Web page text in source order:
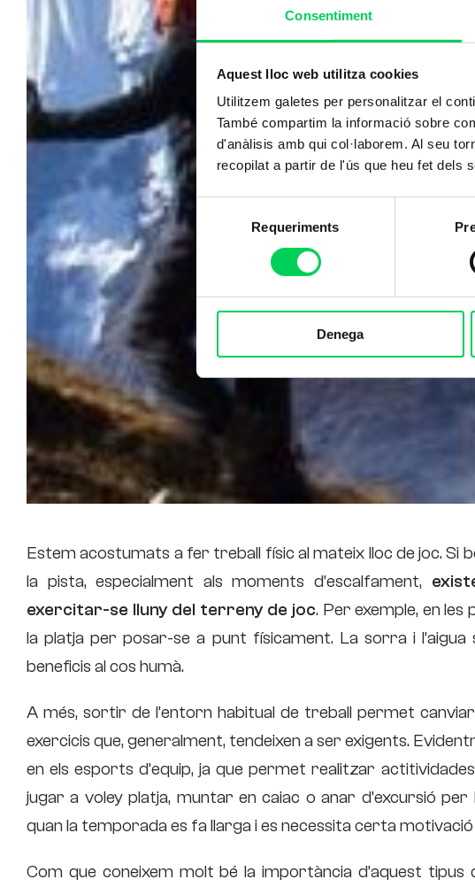
Consentiment
Aquest lloc web utilitza cookies
Utilitzem galetes per personalitzar el
També compartim la informació sobre
d'anàlisis amb qui col·laborem. Al seu
recopilat a partir de l'ús que heu fet dels
consentiment
Requeriments
Denega
Estem acostumats a fer treball físic al mateix lloc de joc. Si
la pista, especialment als moments d’escalfament,
exercitar-se lluny del terreny de joc. Per exemple, en
la platja per posar-se a punt físicament. La sorra i
beneficis al cos humà.
A més, sortir de l’entorn habitual de treball permet
exercicis que, generalment, tendeixen a ser exigents.
en els esports d’equip, ja que permet realitzar
jugar a voley platja, muntar en caiac o anar d’excursió
quan la temporada es fa llarga i es necessita certa
Com que coneixem molt bé la importància d’aquest